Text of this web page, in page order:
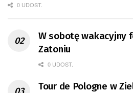
0 UDOST.
W sobotę wakacyjny
Zatoniu
0 UDOST.
Tour de Pologne w